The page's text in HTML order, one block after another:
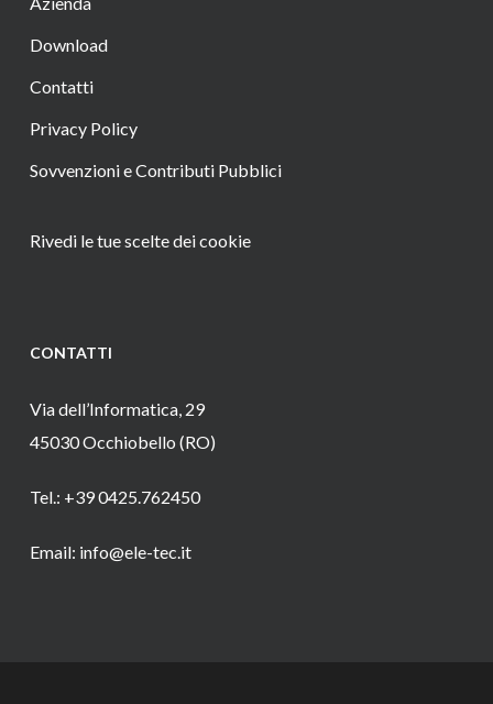
Download
Contatti
Privacy Policy
Sovvenzioni e Contributi Pubblici
Rivedi le tue scelte dei cookie
CONTATTI
Via dell’Informatica, 29
45030 Occhiobello (RO)
Tel.: +39 0425.762450
Email: info@ele-tec.it